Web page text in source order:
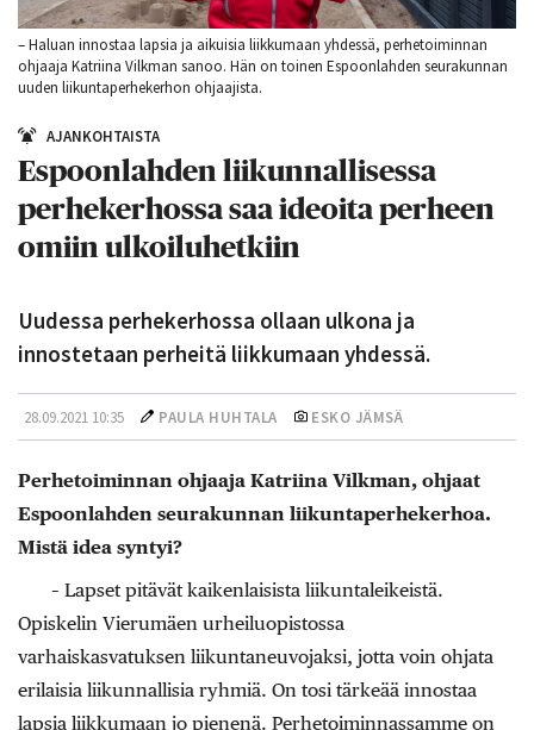
– Haluan innostaa lapsia ja aikuisia liikkumaan yhdessä, perhetoiminnan
ohjaaja Katriina Vilkman sanoo. Hän on toinen Espoonlahden seurakunnan
uuden liikuntaperhekerhon ohjaajista.
AJANKOHTAISTA
Espoonlahden liikunnallisessa
perhekerhossa saa ideoita perheen
omiin ulkoiluhetkiin
Uudessa perhekerhossa ollaan ulkona ja
innostetaan perheitä liikkumaan yhdessä.
28.09.2021 10:35 PAULA HUHTALA ESKO JÄMSÄ
Perhetoiminnan ohjaaja Katriina Vilkman, ohjaat
Espoonlahden seurakunnan liikuntaperhekerhoa.
Mistä idea syntyi?
– Lapset pitävät kaikenlaisista liikuntaleikeistä.
Opiskelin Vierumäen urheiluopistossa
varhaiskasvatuksen liikuntaneuvojaksi, jotta voin ohjata
erilaisia liikunnallisia ryhmiä. On tosi tärkeää innostaa
lapsia liikkumaan jo pienenä. Perhetoiminnassamme on